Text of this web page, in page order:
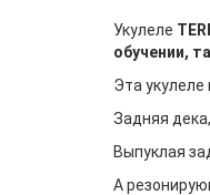
Укулеле
обучении,
Эта
Задняя
Выпуклая
А